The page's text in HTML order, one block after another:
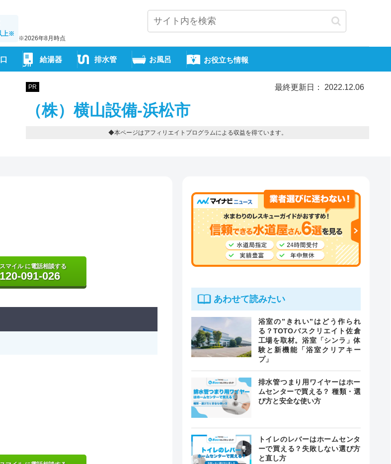
上※
※2026年8月時点
給湯器 排水管 お風呂 お役立ち情報
PR 最終更新日： 2022.12.06
（株）横山設備-浜松市
◆本ページはアフィリエイトプログラムによる収益を得ています。
マイル に電話相談する
091-026
あわせて読みたい
浴室の”きれい”はどう作られ
る？TOTOバスクリエイト佐倉
工場を取材。浴室「シンラ」体
験と新機能「浴室クリアキー
プ」
排水管つまり用ワイヤーはホー
ムセンターで買える？ 種類・選
び方と安全な使い方
トイレのレバーはホームセンタ
ーで買える？失敗しない選び方
と直し方